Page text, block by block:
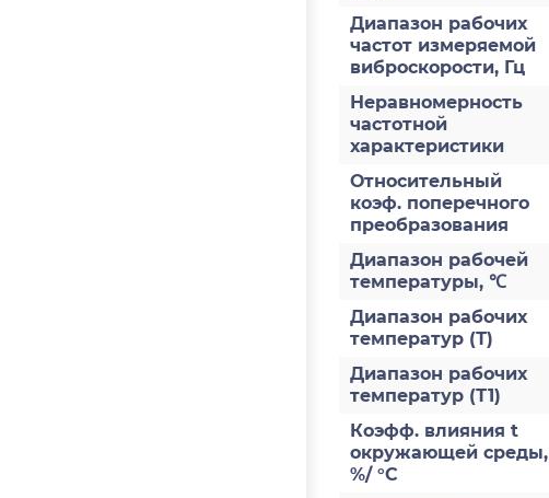
Диапазон рабочих
частот измеряемой
виброскорости, Гц
Неравномерность
частотной
характеристики
Относительный
коэф. поперечного
преобразования
Диапазон рабочей
температуры, ℃
Диапазон рабочих
температур (Т)
Диапазон рабочих
температур (Т1)
Коэфф. влияния t
окружающей среды,
%/ °С